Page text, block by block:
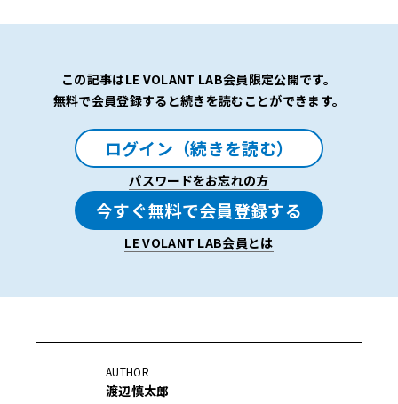
この記事はLE VOLANT LAB会員限定公開です。
無料で会員登録すると続きを読むことができます。
ログイン（続きを読む）
パスワードをお忘れの方
今すぐ無料で会員登録する
LE VOLANT LAB会員とは
AUTHOR
渡辺慎太郎